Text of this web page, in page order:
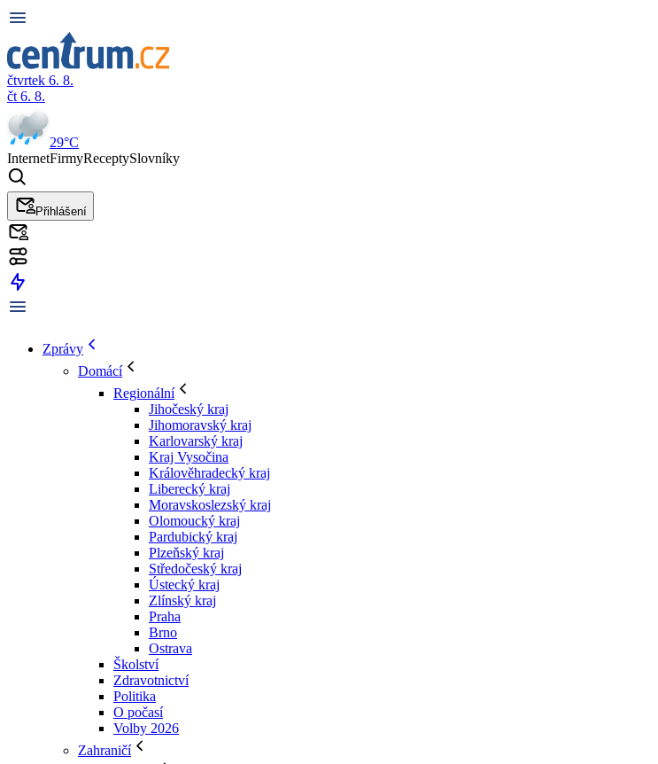
čtvrtek 6. 8.
čt 6. 8.
29°C
InternetFirmyReceptySlovníky
Přihlášení
Zprávy
Domácí
Regionální
Jihočeský kraj
Jihomoravský kraj
Karlovarský kraj
Kraj Vysočina
Králověhradecký kraj
Liberecký kraj
Moravskoslezský kraj
Olomoucký kraj
Pardubický kraj
Plzeňský kraj
Středočeský kraj
Ústecký kraj
Zlínský kraj
Praha
Brno
Ostrava
Školství
Zdravotnictví
Politika
O počasí
Volby 2026
Zahraničí